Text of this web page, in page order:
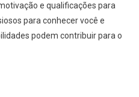
e qualificações para
para conhecer você e
podem contribuir para o